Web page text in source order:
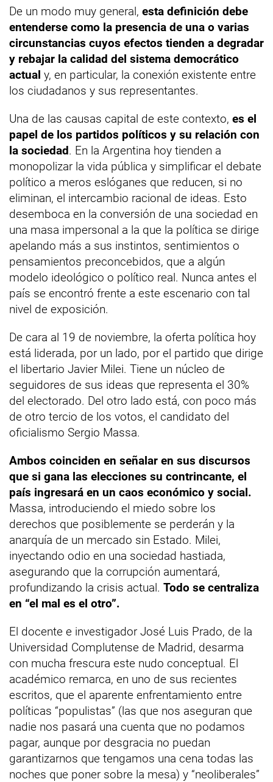
De un modo muy general, esta definición debe
entenderse como la presencia de una o varias
circunstancias cuyos efectos tienden a degradar
y rebajar la calidad del sistema democrático
actual y, en particular, la conexión existente entre
los ciudadanos y sus representantes.
Una de las causas capital de este contexto, es el
papel de los partidos políticos y su relación con
la sociedad. En la Argentina hoy tienden a
monopolizar la vida pública y simplificar el debate
político a meros eslóganes que reducen, si no
eliminan, el intercambio racional de ideas. Esto
desemboca en la conversión de una sociedad en
una masa impersonal a la que la política se dirige
apelando más a sus instintos, sentimientos o
pensamientos preconcebidos, que a algún
modelo ideológico o político real. Nunca antes el
país se encontró frente a este escenario con tal
nivel de exposición.
De cara al 19 de noviembre, la oferta política hoy
está liderada, por un lado, por el partido que dirige
el libertario Javier Milei. Tiene un núcleo de
seguidores de sus ideas que representa el 30%
del electorado. Del otro lado está, con poco más
de otro tercio de los votos, el candidato del
oficialismo Sergio Massa.
Ambos coinciden en señalar en sus discursos
que si gana las elecciones su contrincante, el
país ingresará en un caos económico y social.
Massa, introduciendo el miedo sobre los
derechos que posiblemente se perderán y la
anarquía de un mercado sin Estado. Milei,
inyectando odio en una sociedad hastiada,
asegurando que la corrupción aumentará,
profundizando la crisis actual. Todo se centraliza
en “el mal es el otro”.
El docente e investigador José Luis Prado, de la
Universidad Complutense de Madrid, desarma
con mucha frescura este nudo conceptual. El
académico remarca, en uno de sus recientes
escritos, que el aparente enfrentamiento entre
políticas “populistas” (las que nos aseguran que
nadie nos pasará una cuenta que no podamos
pagar, aunque por desgracia no puedan
garantizarnos que tengamos una cena todas las
noches que poner sobre la mesa) y “neoliberales”